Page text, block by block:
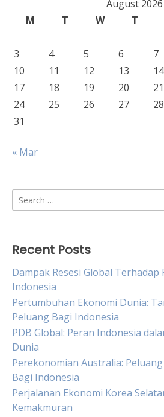
August 2026
M
T W T
3
4 5 6 7
10
11 12 13 14
17
18 19 20 21
24
25 26 27 28
31
« Mar
Search
for:
Recent Posts
Dampak Resesi Global
Indonesia
Pertumbuhan Ekonomi Dunia:
Peluang Bagi Indonesia
PDB Global: Peran Indonesia
Dunia
Perekonomian Australia:
Bagi Indonesia
Perjalanan Ekonomi Korea
Kemakmuran